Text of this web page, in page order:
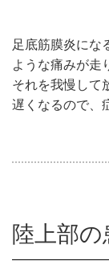
足底筋膜炎にな
ような痛みが走
それを我慢して
遅くなるので、
陸上部